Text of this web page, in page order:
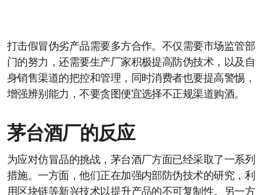
打击假冒伪劣产品需要多方合作。不仅需要市场监管部
门的努力，还需要生产厂家积极提高防伪技术，以及自
身销售渠道的把控和管理，同时消费者也要提高警惕，
增强辨别能力，不要贪图便宜选择不正规渠道购酒。
茅台酒厂的反应
为应对仿冒品的挑战，茅台酒厂方面已经采取了一系列
措施。一方面，他们正在加强内部防伪技术的研究，利
用区块链等新兴技术以提升产品的不可复制性。另一方